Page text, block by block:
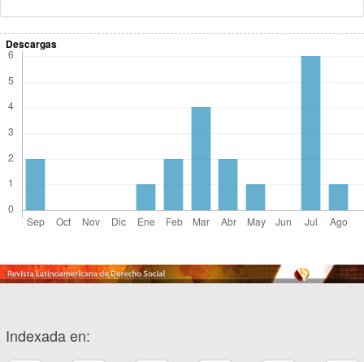
Descargas
Indexada en: